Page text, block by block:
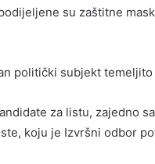
su zaštitne
politički subjekt
za listu, zajedno
koju je Izvršni odbor